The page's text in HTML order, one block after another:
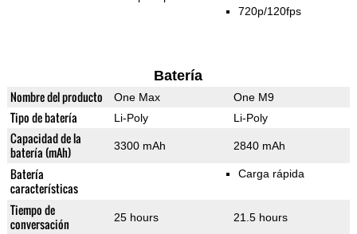
720p/120fps
Batería
Nombre del producto One Max One M9
Tipo de batería Li-Poly Li-Poly
Capacidad de la
batería (mAh)
3300 mAh 2840 mAh
Batería
características
Carga rápida
Tiempo de
conversación
25 hours 21.5 hours